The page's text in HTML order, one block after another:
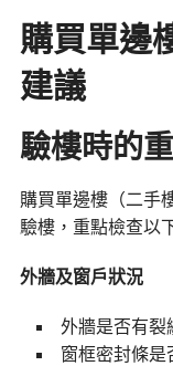
購買單邊
建議
驗樓時的
購買單邊樓（二手
驗樓，重點檢查以
外牆及窗戶狀況
外牆是否有裂
窗框密封條是